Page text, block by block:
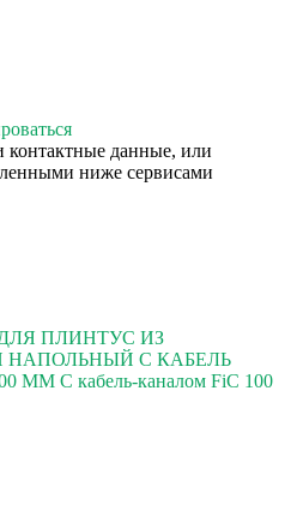
контактные данные, или
ниже сервисами
ПЛИНТУС ИЗ
С КАБЕЛЬ
С кабель-каналом FiC 100